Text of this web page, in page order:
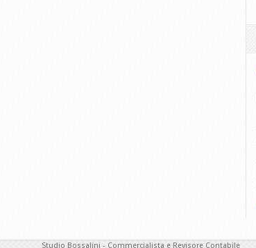
Studio Bossalini - Commercialista e Revisore Contabile